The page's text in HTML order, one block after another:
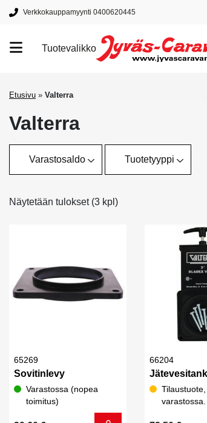
Verkkokauppamyynti 0400620445
Tuotemerkit
Tuotevalikko
Etusivu » Valterra
Valterra
Varastosaldo Tuotetyyppi
Näytetään tulokset (3 kpl)
65269
Sovitinlevy
Varastossa (nopea
toimitus)
66204
varastossa.